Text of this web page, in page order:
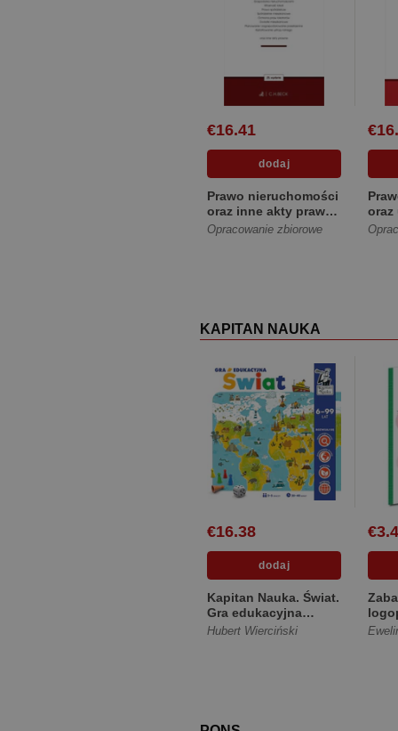
€16.41
Prawo nieruchomości
oraz inne akty prawne
wyd. 25 [Miękka]
Opracowanie zbiorowe
oraz
KAPITAN NAUKA
€16.38
Kapitan Nauka. Świat.
Gra edukacyjna
[Pudełko kartonowe]
Hubert Wierciński